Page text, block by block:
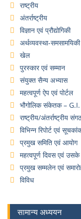
राष्ट्रीय
अंतर्राष्ट्रीय
विज्ञान एवं प्रौद्योगिकी
अर्थव्यवस्था-समसामयिकी
खेल
पुरस्कार एवं सम्मान
संयुक्त सैन्य अभ्यास
महत्वपूर्ण ऐप एवं पोर्टल
भौगोलिक संकेतक –
राष्ट्रीय/अंतर्राष्ट्रीय
विभिन्न रिपोर्ट एवं
प्रमुख समिति एवं आयोग
महत्वपूर्ण दिवस एवं उसके
प्रमुख सम्मलेन एवं
विविध
सामान्य अध्ययन